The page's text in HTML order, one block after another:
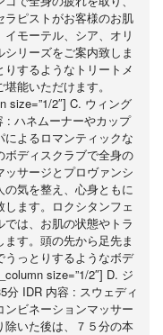
ピストがお客様のお肌
モーテル、シア、オリ
リーズをご案内致しま
するようなトリートメ
能いただけます。
size=”1/2″] C. ウィング
: ハネムーナーやカップ
よるロマンティックな
ボディスクラブで全身の
サージとプロヴァンシ
気を整え、心身ともに
ます。ロクシタンフェ
は、お肌の状態やトラ
す。頭の先から足先ま
っとりするようなボデ
size=”1/2″] D. ジ
分 IDR 内容 : スウェディ
ビネーションマッサー
除いた後は、７５分の本